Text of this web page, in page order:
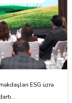
ESG üzrə